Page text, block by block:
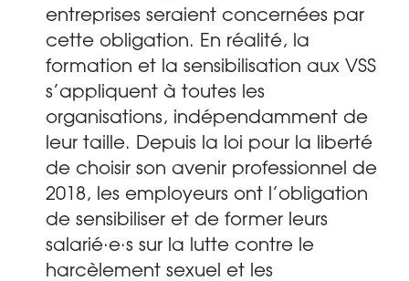
entreprises seraient concernées par
cette obligation. En réalité, la
formation et la sensibilisation aux VSS
s’appliquent à toutes les
organisations, indépendamment de
leur taille. Depuis la loi pour la liberté
de choisir son avenir professionnel de
2018, les employeurs ont l’obligation
de sensibiliser et de former leurs
salarié·e·s sur la lutte contre le
harcèlement sexuel et les